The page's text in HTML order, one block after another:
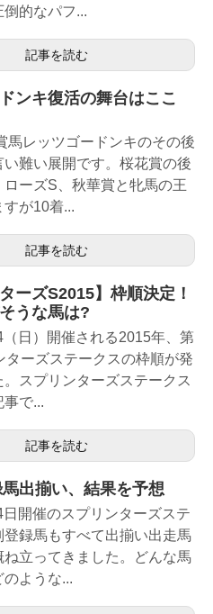
的なパフ...
記事を読む
ンキ復活の舞台はここ
馬レッツゴードンキのその後
い難い展開です。桜花賞の後
ローズS、秋華賞と牝馬の王
が10着...
記事を読む
ーズS2015】枠順決定！
うな馬は?
日）開催される2015年、第
ターズステークスの枠順が発
スプリンターズステークス
事で...
記事を読む
出揃い、結果を予想
開催のスプリンターズステ
登録馬もすべて出揃い出走馬
ね立ってきました。どんな馬
ような...